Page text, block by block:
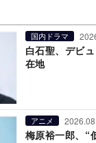
国内ドラマ
白石聖、デビ
在地
アニメ
梅原裕一郎、“